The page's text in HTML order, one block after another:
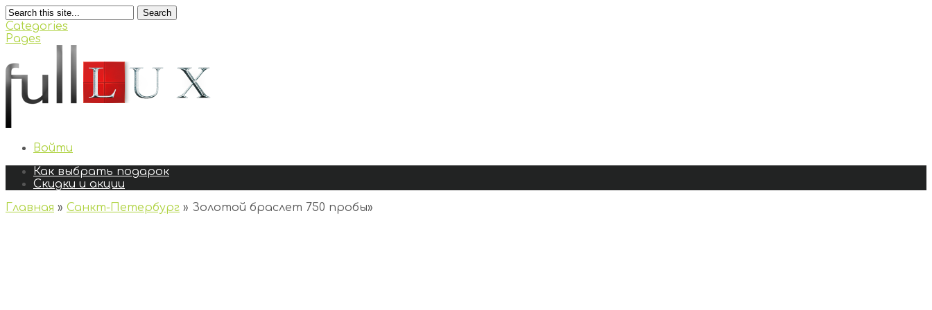
Search
Categories
Pages
Войти
Как выбрать подарок
Скидки и акции
Главная » Санкт-Петербург » Золотой браслет 750 пробы»